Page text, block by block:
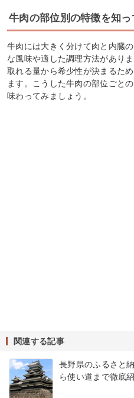
牛肉の部位別の特徴を知っ
牛肉には大きく分けて肉と内臓
な風味や適した調理方法があり
取れる量から希少性が決まるた
ます。こうした牛肉の部位ごと
味わってみましょう。
関連する記事
長野県のふるさと
ら使い道まで徹底紹